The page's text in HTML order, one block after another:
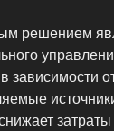
решением
зависимости